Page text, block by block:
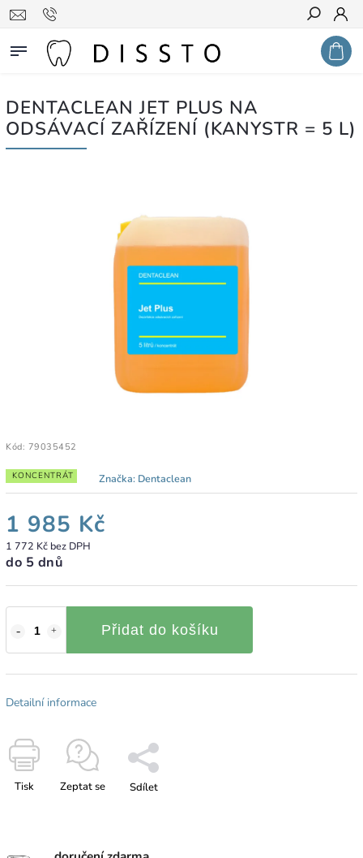
Hledat
DENTACLEAN JET PLUS NA
ODSÁVACÍ ZAŘÍZENÍ (KANYSTR = 5 L)
Kód: 79035452
KONCENTRÁT Značka: Dentaclean
1 985 Kč
1 772 Kč bez DPH
do 5 dnů
Přidat do košíku
Detailní informace
Tisk Zeptat se Sdílet